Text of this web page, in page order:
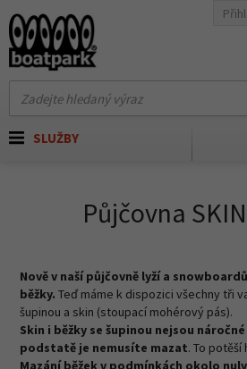
SLUŽBY
Půjčovna
Nově v naší půjčovně lyží a
běžky. Teď máme k dispozici všechny tři
šupinou a skin (stoupací mohérový pás).
Skin i běžky se šupinou nejsou
podstatě je nemusíte mazat. To potěší
Mazání běžek v podmínkách okolo